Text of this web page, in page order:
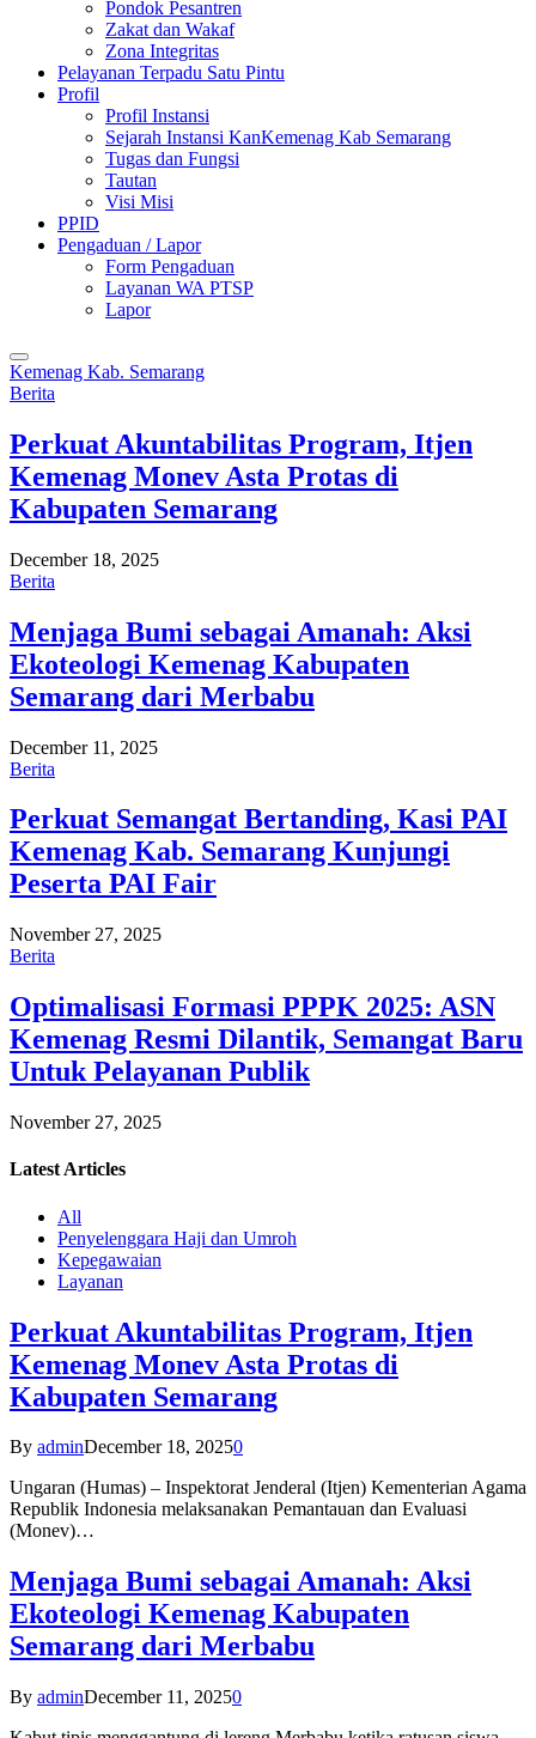
Pondok Pesantren
Zakat dan Wakaf
Zona Integritas
Pelayanan Terpadu Satu Pintu
Profil
Profil Instansi
Sejarah Instansi KanKemenag Kab Semarang
Tugas dan Fungsi
Tautan
Visi Misi
PPID
Pengaduan / Lapor
Form Pengaduan
Layanan WA PTSP
Lapor
Kemenag Kab. Semarang
Berita
Perkuat Akuntabilitas Program, Itjen
Kemenag Monev Asta Protas di
Kabupaten Semarang
December 18, 2025
Berita
Menjaga Bumi sebagai Amanah: Aksi
Ekoteologi Kemenag Kabupaten
Semarang dari Merbabu
December 11, 2025
Berita
Perkuat Semangat Bertanding, Kasi PAI
Kemenag Kab. Semarang Kunjungi
Peserta PAI Fair
November 27, 2025
Berita
Optimalisasi Formasi PPPK 2025: ASN
Kemenag Resmi Dilantik, Semangat Baru
Untuk Pelayanan Publik
November 27, 2025
Latest Articles
All
Penyelenggara Haji dan Umroh
Kepegawaian
Layanan
Perkuat Akuntabilitas Program, Itjen
Kemenag Monev Asta Protas di
Kabupaten Semarang
By adminDecember 18, 20250
Ungaran (Humas) – Inspektorat Jenderal (Itjen) Kementerian Agama
Republik Indonesia melaksanakan Pemantauan dan Evaluasi
(Monev)…
Menjaga Bumi sebagai Amanah: Aksi
Ekoteologi Kemenag Kabupaten
Semarang dari Merbabu
By adminDecember 11, 20250